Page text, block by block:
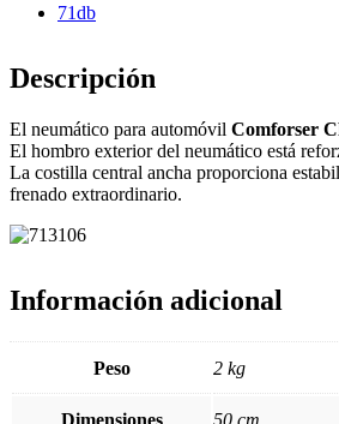
71db
Descripción
El neumático para automóvil Comforser
El hombro exterior del neumático está
La costilla central ancha proporciona
frenado extraordinario.
Información adicional
Peso 2 kg